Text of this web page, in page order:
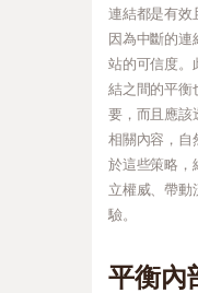
連結都是有效
因為中斷的
站的可信度。
結之間的平衡
要，而且應該
相關內容，自
於這些策略，
立權威、帶動
驗。
平衡內